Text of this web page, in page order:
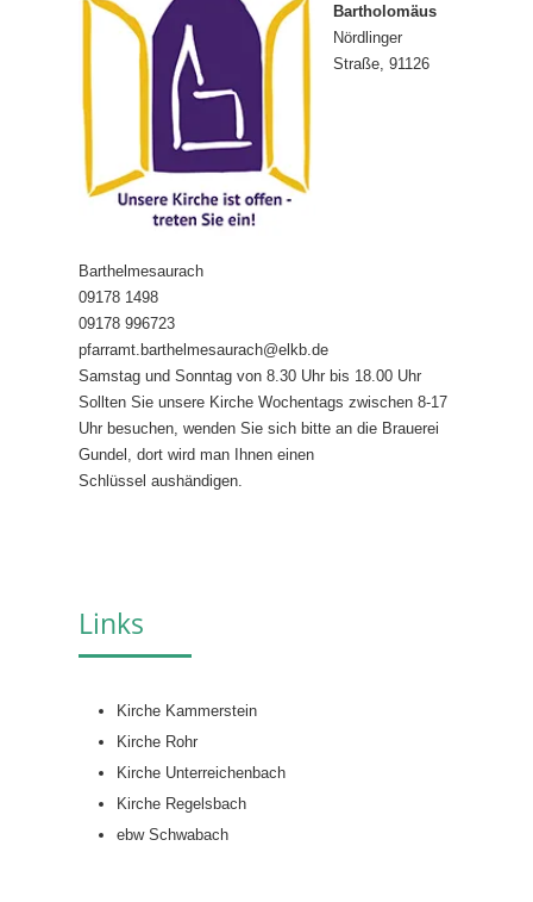
Bartholomäus
Nördlinger
Straße, 91126
Barthelmesaurach
09178 1498
09178 996723
pfarramt.barthelmesaurach@elkb.de
Samstag und Sonntag von 8.30 Uhr bis 18.00 Uhr
Sollten Sie unsere Kirche Wochentags zwischen 8-17
Uhr besuchen, wenden Sie sich bitte an die Brauerei
Gundel, dort wird man Ihnen einen
Schlüssel aushändigen.
Links
Kirche Kammerstein
Kirche Rohr
Kirche Unterreichenbach
Kirche Regelsbach
ebw Schwabach